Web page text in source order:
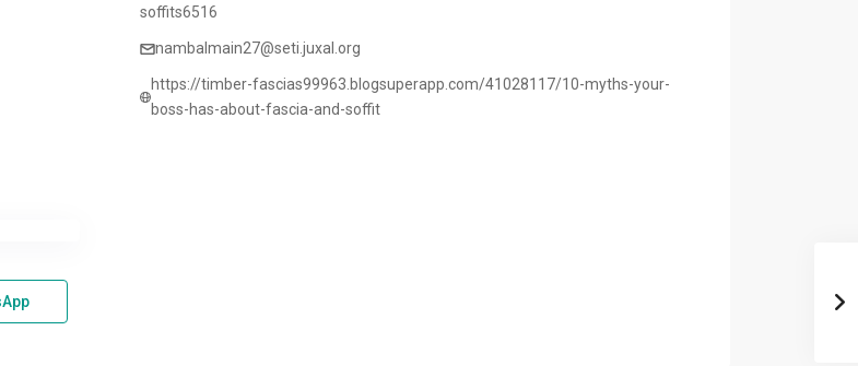
soffits6516
nambalmain27@seti.juxal.org
https://timber-fascias99963.blogsuperapp.com/41028117/10-myths-your-
boss-has-about-fascia-and-soffit